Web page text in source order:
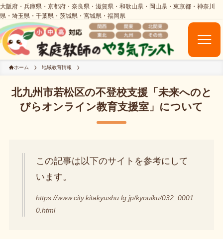
ホーム 地域教育情報
北九州市若松区の不登校支援「未来へのと
びらオンライン教育支援室」について
この記事は以下のサイトを参考にして
います。
https://www.city.kitakyushu.lg.jp/kyouiku/032_0001
0.html